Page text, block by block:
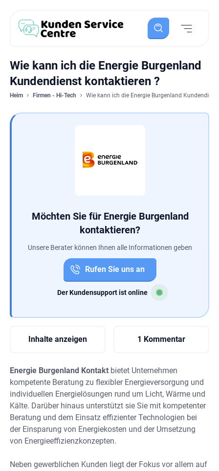
Wie kann ich die Energie Burgenland
Kundendienst kontaktieren ?
Heim Firmen - Hi-Tech Wie kann ich die Energie Burgenland
Möchten Sie für Energie Burgenland
kontaktieren?
Unsere Berater können Ihnen alle Informationen geben
Rufen Sie uns an
Der Kundensupport ist online
Inhalte anzeigen 1 Kommentar
Energie Burgenland Kontakt bietet Unternehmen
kompetente Beratung zu flexibler Energieversorgung und
individuellen Energielösungen rund um Licht, Wärme und
Kälte. Darüber hinaus unterstützt sie Sie mit kompetenter
Beratung und dem Einsatz effizienter Technologien bei
der Einsparung von Energiekosten und der Umsetzung
von Energieeffizienzkonzepten.
Neben gewerblichen Kunden liegt der Fokus vor allem auf